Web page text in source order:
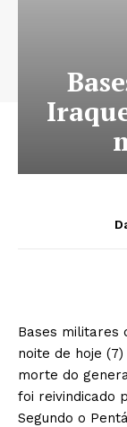
Bases militares
noite de hoje
morte do
foi reivindicado
Segundo o